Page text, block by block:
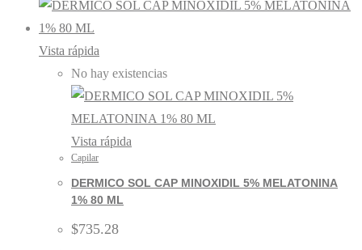
Vista rápida
No hay existencias
Vista rápida
Capilar
DERMICO SOL CAP MINOXIDIL 5% MELATONINA
1% 80 ML
$735.28